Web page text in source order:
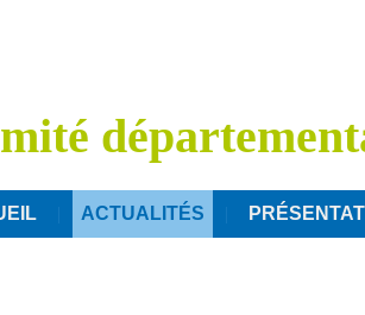
ACTUALITÉS